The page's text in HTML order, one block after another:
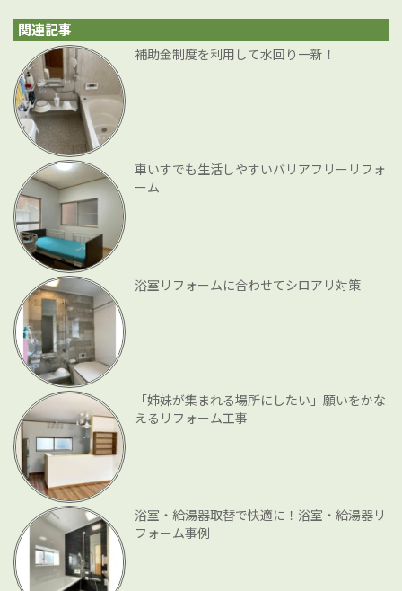
関連記事
補助金制度を利用して水回り一新！
車いすでも生活しやすいバリアフリーリフォ
ーム
浴室リフォームに合わせてシロアリ対策
「姉妹が集まれる場所にしたい」願いをかな
えるリフォーム工事
浴室・給湯器取替で快適に！浴室・給湯器リ
フォーム事例